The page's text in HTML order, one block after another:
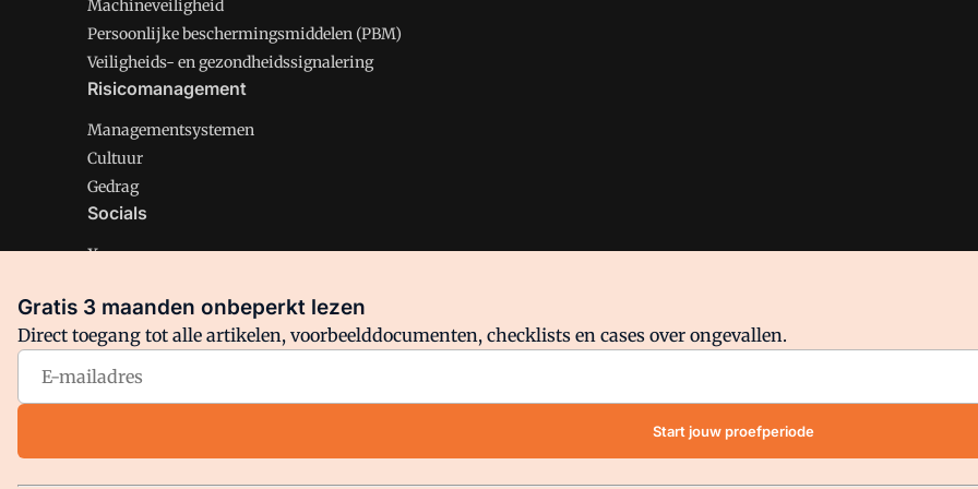
Machineveiligheid
Persoonlijke beschermingsmiddelen (PBM)
Veiligheids- en gezondheidssignalering
Risicomanagement
Managementsystemen
Cultuur
Gedrag
Socials
X
Facebook
Arbo is onderdeel van VMN media. Lees inons manifestwaar VMN media voor staat. Op gebruik van deze site zijn de
Gratis 3 maanden onbeperkt lezen
Direct toegang tot alle artikelen, voorbeelddocumenten, checklists en cases over ongevallen.
Start jouw proefperiode